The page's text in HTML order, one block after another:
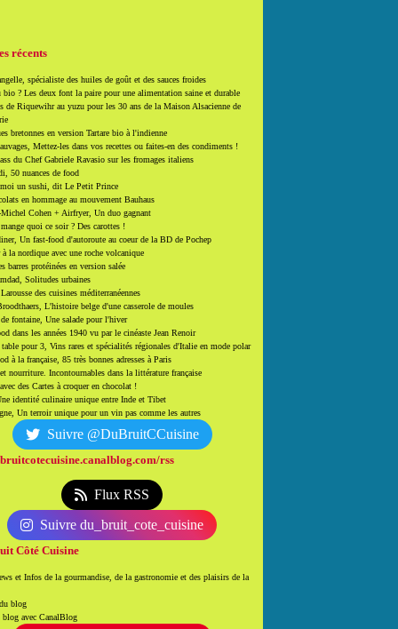
récents
spécialiste des huiles de goût et des sauces froides
bio ? Les deux font la paire pour une alimentation saine et durable
de Riquewihr au yuzu pour les 30 ans de la Maison Alsacienne de
bretonnes en version Tartare bio à l'indienne
Mettez-les dans vos recettes ou faites-en des condiments !
du Chef Gabriele Ravasio sur les fromages italiens
50 nuances de food
moi un sushi, dit Le Petit Prince
en hommage au mouvement Bauhaus
Michel Cohen + Airfryer, Un duo gagnant
quoi ce soir ? Des carottes !
Un fast-food d'autoroute au coeur de la BD de Pochep
la nordique avec une roche volcanique
barres protéinées en version salée
Solitudes urbaines
des cuisines méditerranéennes
L'histoire belge d'une casserole de moules
fontaine, Une salade pour l'hiver
dans les années 1940 vu par le cinéaste Jean Renoir
pour 3, Vins rares et spécialités régionales d'Italie en mode polar
à la française, 85 très bonnes adresses à Paris
nourriture. Incontournables dans la littérature française
des Cartes à croquer en chocolat !
identité culinaire unique entre Inde et Tibet
Un terroir unique pour un vin pas comme les autres
Suivre @DuBruitCCuisine
rss
Flux RSS
Suivre du_bruit_cote_cuisine
Côté Cuisine
et Infos de la gourmandise, de la gastronomie et des plaisirs de la
blog
blog avec CanalBlog